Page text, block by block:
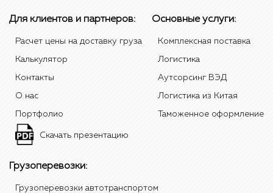
Для клиентов и партнеров:
Расчет цены на доставку груза
Калькулятор
Контакты
О нас
Портфолио
Скачать презентацию
Основные услуги:
Комплексная поставка
Логистика
Аутсорсинг ВЭД
Логистика из Китая
Таможенное оформление
Грузоперевозки:
Грузоперевозки автотранспортом